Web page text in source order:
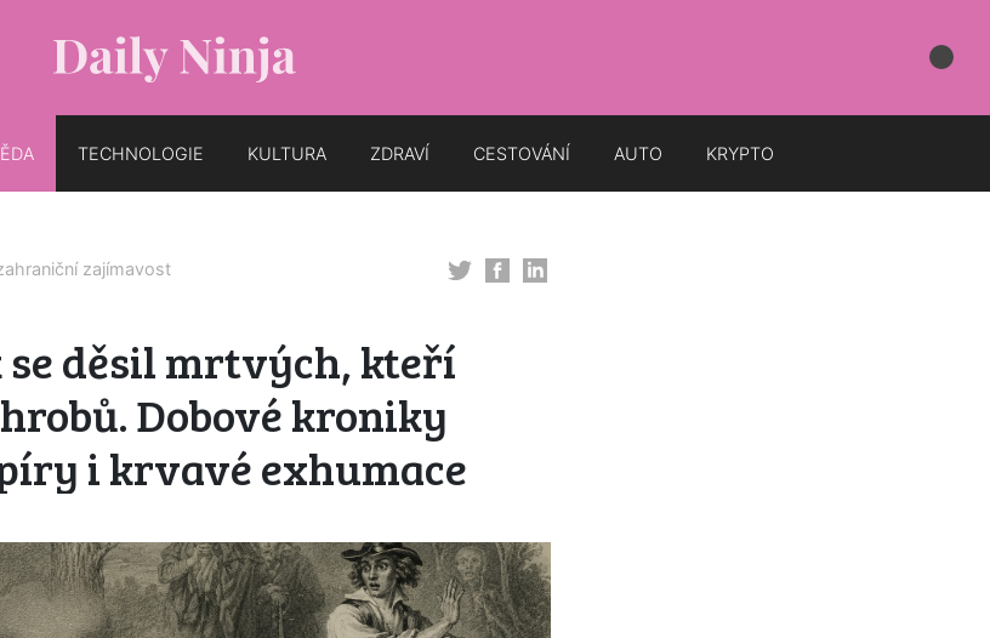
TECHNOLOGIE KULTURA ZDRAVÍ CESTOVÁNÍ AUTO KRYPTO
zajímavost
se děsil mrtvých, kteří
Dobové kroniky
i krvavé exhumace